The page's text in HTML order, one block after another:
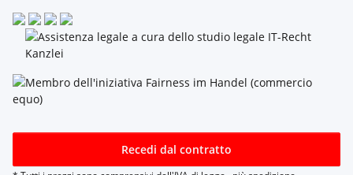
Recedi dal contratto